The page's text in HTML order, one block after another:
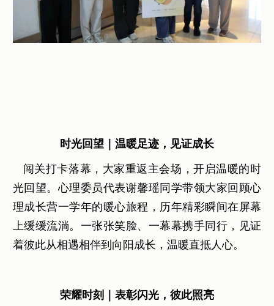
时光回望｜温暖足迹，见证成长
闯关打卡落幕，大家重返主会场，开启温暖的时
光回望。心理委员代表谢馨瑶同学带领大家回顾心
理成长营一学年的暖心旅程，历年精彩瞬间在屏幕
上缓缓流淌。一张张笑脸、一幕幕携手同行，见证
着彼此从相遇相伴到向阳成长，温暖直抵人心。
荣耀时刻｜表彰闪光，彼此照亮